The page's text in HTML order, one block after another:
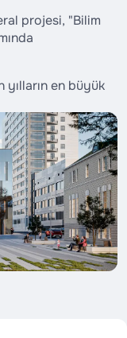
projesi, "Bilim
yılların en büyük